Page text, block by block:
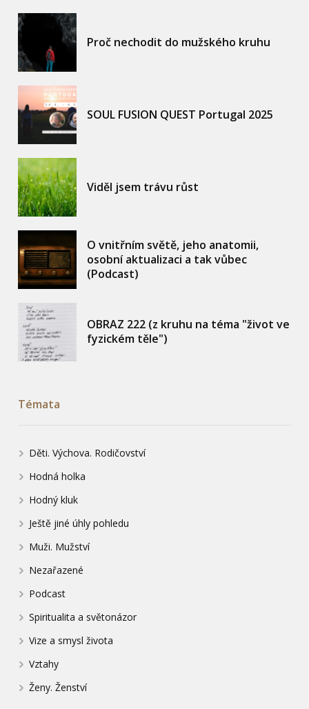
Proč nechodit do mužského kruhu
SOUL FUSION QUEST Portugal 2025
Viděl jsem trávu růst
O vnitřním světě, jeho anatomii,
osobní aktualizaci a tak vůbec
(Podcast)
OBRAZ 222 (z kruhu na téma "život ve
fyzickém těle")
Témata
Děti. Výchova. Rodičovství
Hodná holka
Hodný kluk
Ještě jiné úhly pohledu
Muži. Mužství
Nezařazené
Podcast
Spiritualita a světonázor
Vize a smysl života
Vztahy
Ženy. Ženství